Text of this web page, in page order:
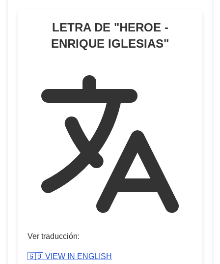
LETRA DE "HEROE -
ENRIQUE IGLESIAS"
Ver traducción:
🇬🇧 VIEW IN ENGLISH